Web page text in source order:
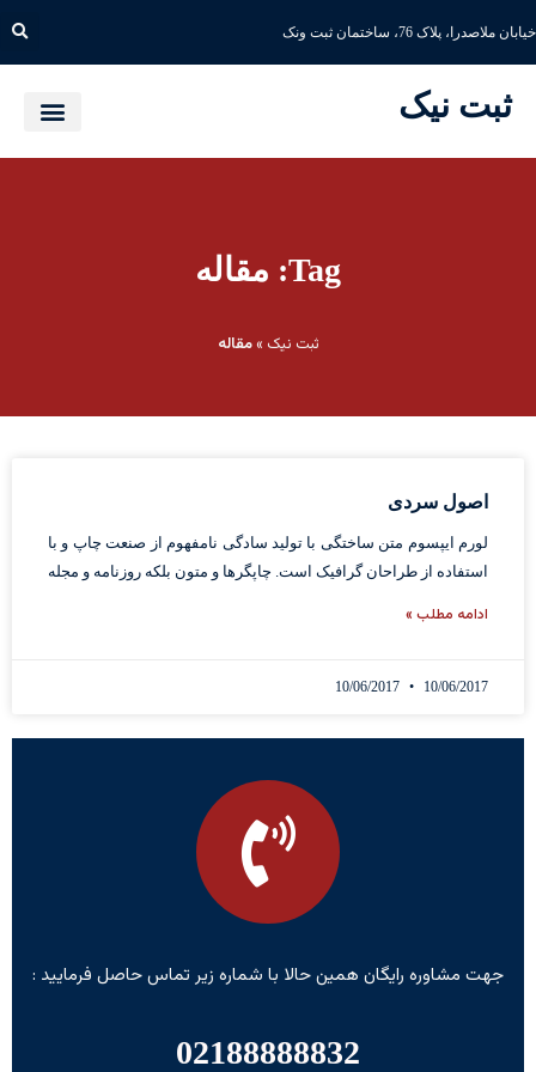
خیابان ملاصدرا، پلاک 76، ساختمان ثبت ونک
ثبت نیک
Tag: مقاله
ثبت نیک »مقاله
اصول سردی
لورم ایپسوم متن ساختگی با تولید سادگی نامفهوم از صنعت چاپ و با
استفاده از طراحان گرافیک است. چاپگرها و متون بلکه روزنامه و مجله
ادامه مطلب »
10/06/2017
جهت مشاوره رایگان همین حالا با شماره زیر تماس حاصل فرمایید :
02188888832